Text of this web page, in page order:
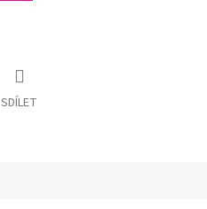
SDÍLET